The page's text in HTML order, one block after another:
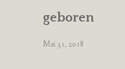
geboren
Mai 31, 2018